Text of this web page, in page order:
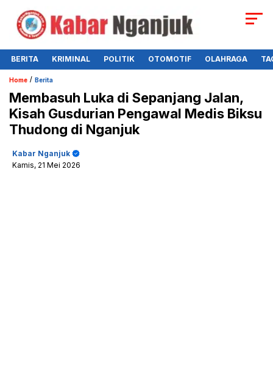
BERITA KRIMINAL POLITIK OTOMOTIF OLAHRAGA
Home / Berita
Membasuh Luka di Sepanjang Jalan,
Kisah Gusdurian Pengawal Medis Biksu
Thudong di Nganjuk
Kabar Nganjuk
Kamis, 21 Mei 2026